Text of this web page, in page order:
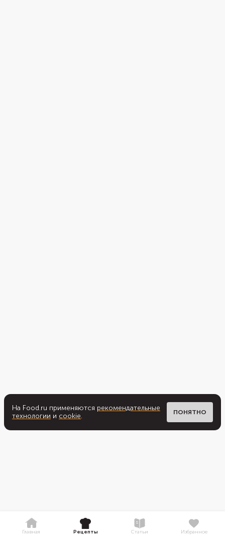
На Food.ru применяются рекомендательные
технологии и cookie. ПОНЯТНО
Главная Рецепты Статьи Избранное